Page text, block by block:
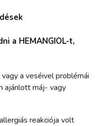
a HEMANGIOL-t,
a veséivel problémái
ajánlott máj- vagy
reakciója volt